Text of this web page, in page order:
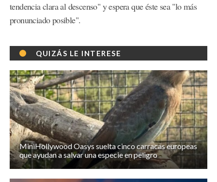
tendencia clara al descenso" y espera que éste sea "lo más
pronunciado posible".
QUIZÁS LE INTERESE
MiniHollywood Oasys suelta cinco carracas europeas
que ayudan a salvar una especie en peligro